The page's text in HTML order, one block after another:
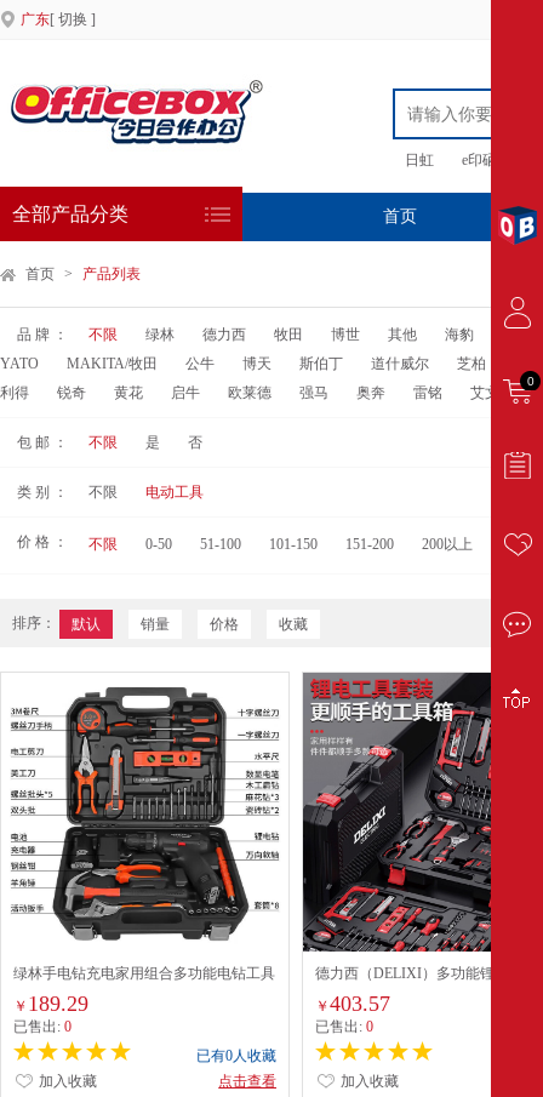
广东[ 切换 ]
日虹 e印硒鼓
全部产品分类 首页 专
首页 > 产品列表
品 牌 ： 不限 绿林 德力西 牧田 博世 其他 海豹
YATO
MAKITA/牧田 公牛 博天 斯伯丁 道什威尔 芝柏
利得
锐奇 黄花 启牛 欧莱德 强马 奥奔 雷铭 艾文礼
包 邮 ： 不限 是 否
类 别 ： 不限 电动工具
价 格 ： 不限 0-50 51-100 101-150 151-200 200以上
排序： 默认 销量 价格 收藏
绿林手电钻充电家用组合多功能电钻工具
箱套装 12V双速电钻35件套
￥ 189.29
已售出: 0
已有0人收藏
点击查看
加入收藏
德力西（DELIXI）多功能锂电钻套
用工具箱五金电工木工专用维修套
21V25件
￥403.57
已售出:0
加入收藏
0